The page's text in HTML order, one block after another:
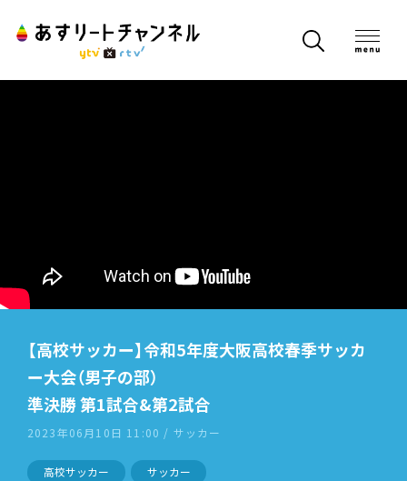
【高校サッカー】令和5年度大阪高校春季サッカ
ー大会（男子の部）
準決勝 第1試合&第2試合
2023年06月10日 11:00 / サッカー
高校サッカー サッカー